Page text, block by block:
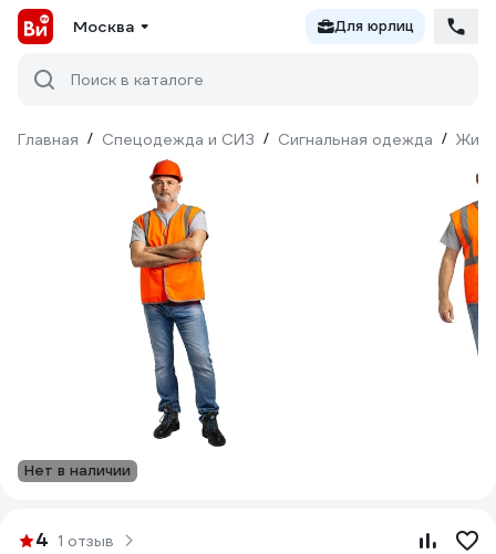
Москва Для юрлиц
Поиск в каталоге
Главная / Спецодежда и СИЗ / Сигнальная одежда /
Нет в наличии
4 1 отзыв